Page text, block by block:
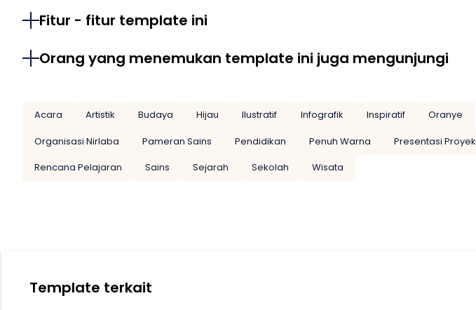
Fitur - fitur template ini
Orang yang menemukan template ini juga mengunjungi
Acara Artistik Budaya Hijau Ilustratif Infografik Inspiratif
Oranye
Organisasi Nirlaba
Pameran Sains Pendidikan Penuh Warna
Presentasi Proyek
Rencana Pelajaran
Sains Sejarah Sekolah Wisata
Template terkait